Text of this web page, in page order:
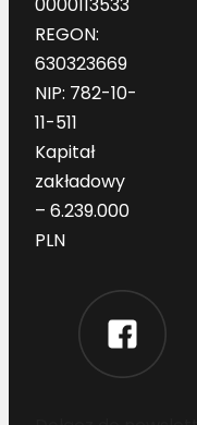
REGON:
630323669
NIP: 782-10-
11-511
Kapitał
zakładowy
– 6.239.000
PLN